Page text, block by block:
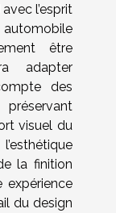
l’esprit
être
adapter
des
visuel du
la finition
expérience
du design